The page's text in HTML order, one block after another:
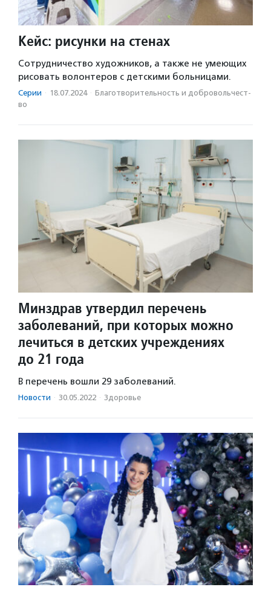
Кейс: рисунки на стенах
Сотрудничество художников, а также не умеющих
рисовать волонтеров с детскими больницами.
Серии · 18.07.2024 · Благотвори­тель­ность и доброволь­чест­
во
Минздрав утвердил перечень
заболеваний, при которых можно
лечиться в детских учреждениях
до 21 года
В перечень вошли 29 заболеваний.
Новости · 30.05.2022 · Здоровье